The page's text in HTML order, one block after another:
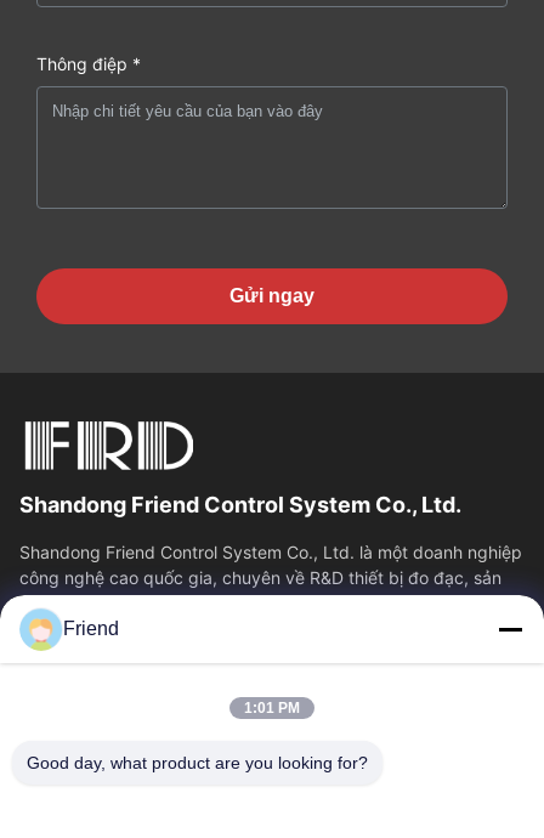
Thông điệp *
Gửi ngay
Shandong Friend Control System Co., Ltd.
Shandong Friend Control System Co., Ltd. là một doanh nghiệp
công nghệ cao quốc gia, chuyên về R&D thiết bị đo đạc, sản
xuất và dịch vụ điều...
Liên Kết Nhanh
Về Chúng Tôi
Tham Quan Nhà Máy
Kiểm Soát Chất Lượng
Friend
1:01 PM
Good day, what product are you looking for?